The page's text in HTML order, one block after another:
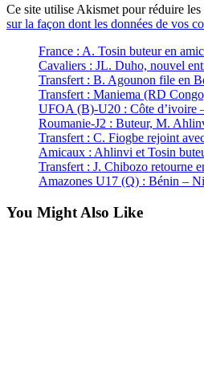
Ce site utilise Akismet pour réduire les
sur la façon dont les données de vos
France : A. Tosin buteur en
Cavaliers : JL. Duho, nouvel
Transfert : B. Agounon file en
Transfert : Maniema (RD
UFOA (B)-U20 : Côte d’ivoire
Roumanie-J2 : Buteur, M.
Transfert : C. Fiogbe rejoint
Amicaux : Ahlinvi et Tosin
Transfert : J. Chibozo retourne
Amazones U17 (Q) : Bénin –
You Might Also Like